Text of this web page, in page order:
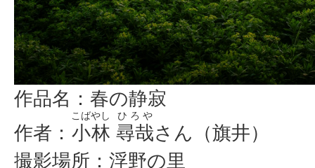
作品名：春の静寂
作者： 小林
こばやし
尋哉
ひろや
さん（旗井）
撮影場所：浮野の里